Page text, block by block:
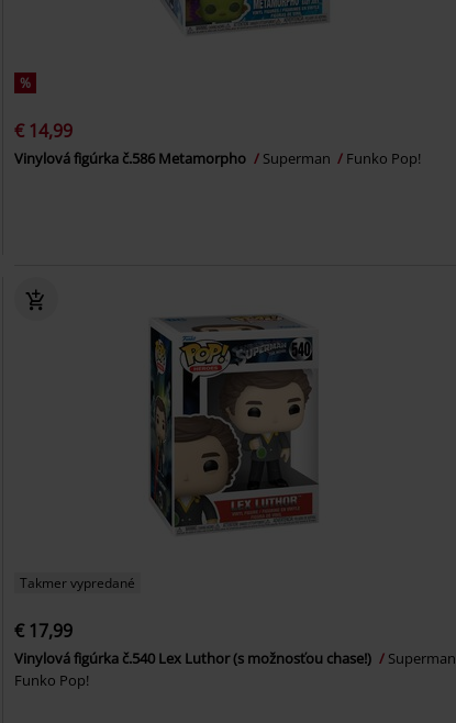
%
€ 14,99
Vinylová figúrka č.586 Metamorpho Superman Funko Pop!
Takmer vypredané
€ 17,99
Vinylová figúrka č.540 Lex Luthor (s možnosťou chase!)
Superman
Funko Pop!